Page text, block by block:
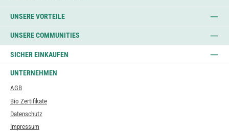
UNSERE VORTEILE
UNSERE COMMUNITIES
SICHER EINKAUFEN
UNTERNEHMEN
AGB
Bio Zertifikate
Datenschutz
Impressum